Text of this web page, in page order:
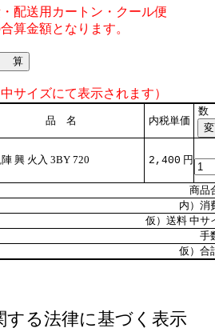
配送用カートン・クール便
算金額となります。
サイズにて表示されます）
品 名 内税単価
数
興 火入 3BY 720 2,400 円
商品
内）消
仮）送料 中サ
手
仮）合
する法律に基づく表示